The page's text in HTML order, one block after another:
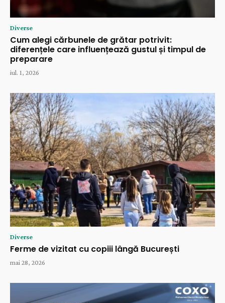
Diverse
Cum alegi cărbunele de grătar potrivit:
diferențele care influențează gustul și timpul de
preparare
iul. 1, 2026
Diverse
Ferme de vizitat cu copiii lângă București
mai 28, 2026